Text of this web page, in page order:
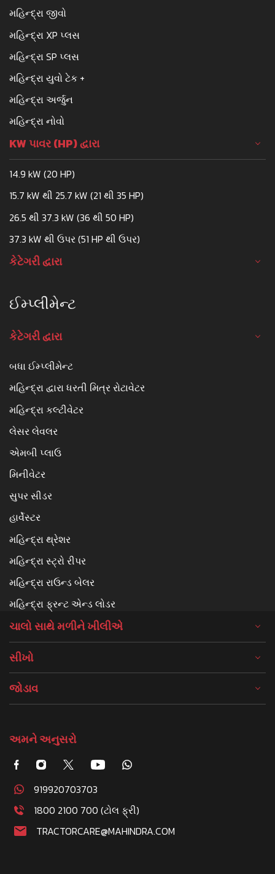
મહિન્દ્રા જીવો
મહિન્દ્રા XP પ્લસ
મહિન્દ્રા SP પ્લસ
મહિન્દ્રા યુવો ટેક +
મહિન્દ્રા અર્જુન
મહિન્દ્રા નોવો
KW પાવર (HP) દ્વારા
14.9 kW (20 HP)
15.7 kW થી 25.7 kW (21 થી 35 HP)
26.5 થી 37.3 kW (36 થી 50 HP)
37.3 kW થી ઉપર (51 HP થી ઉપર)
કેટેગરી દ્વારા
ઈમ્પ્લીમેન્ટ
કેટેગરી દ્વારા
બધા ઈમ્પ્લીમેન્ટ
મહિન્દ્રા દ્વારા ધરતી મિત્ર રોટાવેટર
મહિન્દ્રા કલ્ટીવેટર
લેસર લેવલર
એમબી પ્લાઉ
મિનીવેટર
સુપર સીડર
હાર્વેસ્ટર
મહિન્દ્રા થ્રેશર
મહિન્દ્રા સ્ટ્રો રીપર
મહિન્દ્રા રાઉન્ડ બેલર
મહિન્દ્રા ફ્રન્ટ એન્ડ લોડર
ચાલો સાથે મળીને ખીલીએ
સીખો
જોડાવ
અમને અનુસરો
919920703703
1800 2100 700 (ટોલ ફ્રી)
TRACTORCARE@MAHINDRA.COM